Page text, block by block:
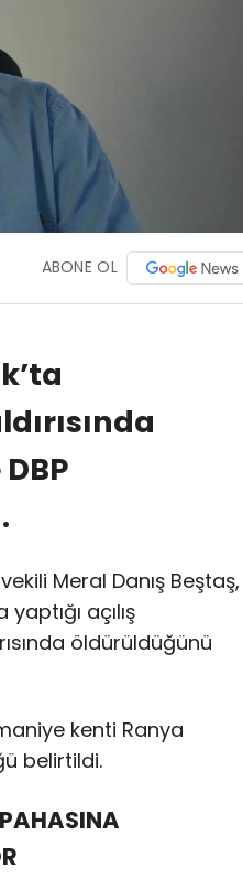
ABONE OL
Meral Danış Beştaş,
açılış
öldürüldüğünü
kenti Ranya
belirtildi.